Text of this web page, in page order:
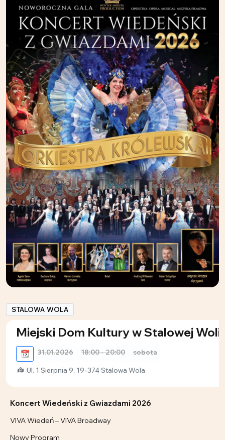
STALOWA WOLA
Miejski Dom Kultury w Stalowej Woli
📆 31.01.2026 18:00 - 20:00 sobota
Ul. 1 Sierpnia 9, 19-374 Stalowa Wola
Koncert Wiedeński z Gwiazdami 2026
VIVA Wiedeń – VIVA Broadway
Nowy Program